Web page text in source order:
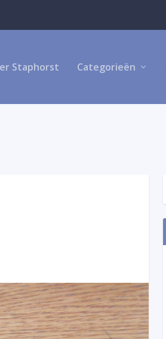
Staphorst Categorieën